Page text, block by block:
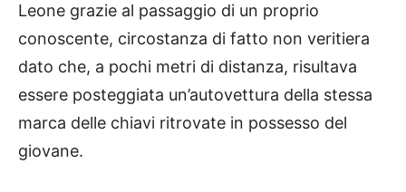
Leone grazie al passaggio di un proprio
conoscente, circostanza di fatto non veritiera
dato che, a pochi metri di distanza, risultava
essere posteggiata un’autovettura della stessa
marca delle chiavi ritrovate in possesso del
giovane.